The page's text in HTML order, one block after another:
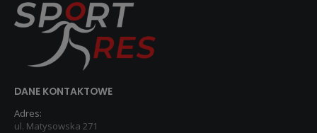
DANE KONTAKTOWE
Adres:
ul. Matysowska 271